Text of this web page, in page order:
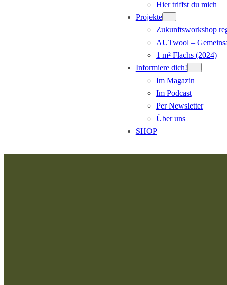
Hier triffst du mich
Projekte
Zukunftsworkshop
AUTwool –
1 m² Flachs (2024)
Informiere dich!
Im Magazin
Im Podcast
Per Newsletter
Über uns
SHOP